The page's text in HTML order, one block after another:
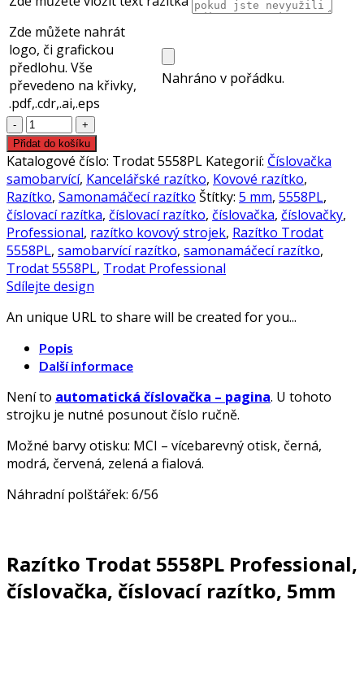
Zde můžete nahrát
logo, či grafickou
předlohu. Vše
převedeno na křivky,
.pdf,.cdr,.ai,.eps
Nahráno v pořádku.
Razítko
Trodat
5558PL
Professional,
číslovačka,
číslovací
razítko,
5mm
množství
Přidat do košíku
Katalogové číslo: Trodat 5558PL Kategorií: Číslovačka
samobarvící, Kancelářské razítko, Kovové razítko,
Razítko, Samonamáčecí razítko Štítky: 5 mm, 5558PL,
číslovací razítka, číslovací razítko, číslovačka, číslovačky,
Professional, razítko kovový strojek, Razítko Trodat
5558PL, samobarvící razítko, samonamáčecí razítko,
Trodat 5558PL, Trodat Professional
Sdílejte design
An unique URL to share will be created for you...
Popis
Další informace
Není to automatická číslovačka – pagina. U tohoto
strojku je nutné posunout číslo ručně.
Možné barvy otisku: MCI – vícebarevný otisk, černá,
modrá, červená, zelená a fialová.
Náhradní polštářek: 6/56
Razítko Trodat 5558PL Professional,
číslovačka, číslovací razítko, 5mm